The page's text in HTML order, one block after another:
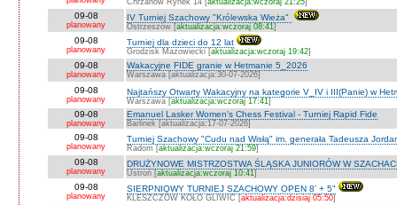
Chrzanów Rynek 14 [ aktualizacja:wczoraj 21:25
09-08
planowany
IV Turniej Szachowy "Królewska Wieża"
Ostrzeszów [aktualizacja:wczoraj 08:41]
09-08
planowany
Turniej dla dzieci do 12 lat
Grodzisk Mazowiecki [aktualizacja:wczoraj 19:42]
09-08
planowany
Wakacyjne FIDE granie w Hetmanie 5_2026
Warszawa [aktualizacja:30-07-2026]
09-08
planowany
Najtańszy Otwarty Wakacyjny na kategorie V_IV i III(Panie) w
Warszawa [aktualizacja:wczoraj 17:41]
09-08
planowany
Emanuel Lasker Women's Chess Festival - Turniej Rapid Fide
Barlinek [aktualizacja:17-07-2026]
09-08
planowany
Turniej Szachowy "Cudu nad Wisłą" im. generała Tadeusza
Radom [aktualizacja:wczoraj 21:59]
09-08
planowany
DRUŻYNOWE MISTRZOSTWA ŚLĄSKA JUNIORÓW W
Ustroń [aktualizacja:wczoraj 10:41]
09-08
planowany
SIERPNIOWY TURNIEJ SZACHOWY OPEN 8' + 5"
KLESZCZÓW KOŁO GLIWIC [aktualizacja:dzisiaj 05:50]